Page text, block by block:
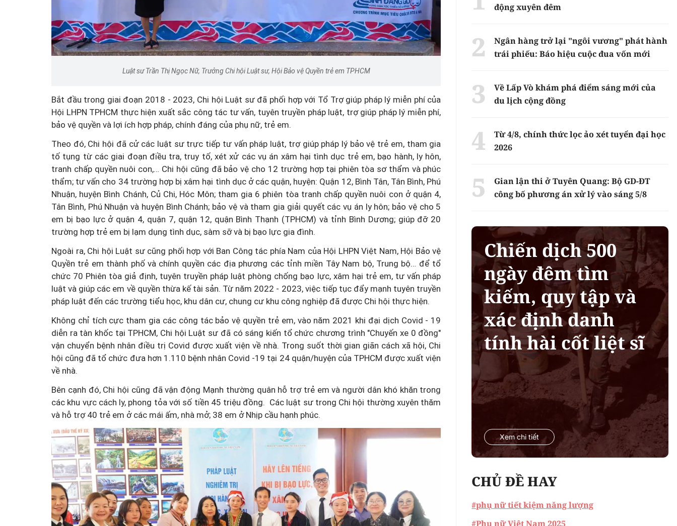
Luật sư Trần Thị Ngọc Nữ, Trưởng Chi hội Luật sư, Hội Bảo vệ Quyền trẻ em TPHCM
Bắt đầu trong giai đoạn 2018 - 2023, Chi hội Luật sư đã phối hợp với Tổ Trợ giúp pháp lý miễn phí của
Hội LHPN TPHCM thực hiện xuất sắc công tác tư vấn, tuyên truyền pháp luật, trợ giúp pháp lý miễn phí,
bảo vệ quyền và lợi ích hợp pháp, chính đáng của phụ nữ, trẻ em.
Theo đó, Chi hội đã cử các luật sư trực tiếp tư vấn pháp luật, trợ giúp pháp lý bảo vệ trẻ em, tham gia
tố tụng từ các giai đoạn điều tra, truy tố, xét xử các vụ án xâm hại tình dục trẻ em, bạo hành, ly hôn,
tranh chấp quyền nuôi con,… Chi hội cũng đã bảo vệ cho 12 trường hợp tại phiên tòa sơ thẩm và phúc
thẩm; tư vấn cho 34 trường hợp bị xâm hại tình dục ở các quận, huyện: Quận 12, Bình Tân, Tân Bình, Phú
Nhuận, huyện Bình Chánh, Củ Chi, Hóc Môn; tham gia 6 phiên tòa tranh chấp quyền nuôi con ở quận 4,
Tân Bình, Phú Nhuận và huyện Bình Chánh; bảo vệ và tham gia giải quyết các vụ án ly hôn; bảo vệ cho 5
em bị bạo lực ở quận 4, quận 7, quận 12, quận Bình Thạnh (TPHCM) và tỉnh Bình Dương; giúp đỡ 20
trường hợp trẻ em bị lạm dụng tình dục, sàm sỡ và bị bạo lực gia đình.
Ngoài ra, Chi hội Luật sư cũng phối hợp với Ban Công tác phía Nam của Hội LHPN Việt Nam, Hội Bảo vệ
Quyền trẻ em thành phố và chính quyền các địa phương các tỉnh miền Tây Nam bộ, Trung bộ… để tổ
chức 70 Phiên tòa giả định, tuyên truyền pháp luật phòng chống bạo lực, xâm hại trẻ em, tư vấn pháp
luật và giúp các em về quyền thừa kế tài sản. Từ năm 2022 - 2023, việc tiếp tục đẩy mạnh tuyên truyền
pháp luật đến các trường tiểu học, khu dân cư, chung cư khu công nghiệp đã được Chi hội thực hiện.
Không chỉ tích cực tham gia các công tác bảo vệ quyền trẻ em, vào năm 2021 khi đại dịch Covid - 19
diễn ra tàn khốc tại TPHCM, Chi hội Luật sư đã có sáng kiến tổ chức chương trình "Chuyến xe 0 đồng"
vận chuyển bệnh nhân điều trị Covid được xuất viện về nhà. Trong suốt thời gian giãn cách xã hội, Chi
hội cũng đã tổ chức đưa hơn 1.110 bệnh nhân Covid -19 tại 24 quận/huyện của TPHCM được xuất viện
về nhà.
Bên cạnh đó, Chi hội cũng đã vận động Mạnh thường quân hỗ trợ trẻ em và người dân khó khăn trong
các khu vực cách ly, phong tỏa với số tiền 45 triệu đồng. Các luật sư trong Chi hội thường xuyên thăm
và hỗ trợ 40 trẻ em ở các mái ấm, nhà mở; 38 em ở Nhịp cầu hạnh phúc.
động xuyên đêm
Ngân hàng trở lại "ngôi vương" phát hành
trái phiếu: Báo hiệu cuộc đua vốn mới
Về Lấp Vò khám phá điểm sáng mới của
du lịch cộng đồng
Từ 4/8, chính thức lọc ảo xét tuyển đại học
2026
Gian lận thi ở Tuyên Quang: Bộ GD-ĐT
công bố phương án xử lý vào sáng 5/8
Chiến dịch 500
ngày đêm tìm
kiếm, quy tập và
xác định danh
tính hài cốt liệt sĩ
Xem chi tiết
CHỦ ĐỀ HAY
#phụ nữ tiết kiệm năng lượng
#Phụ nữ Việt Nam 2025